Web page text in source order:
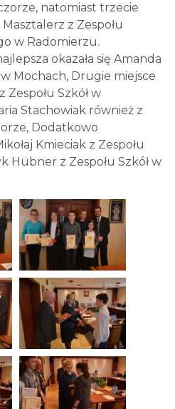
natomiast trzecie
z Zespołu
w Radomierzu.
okazała się Amanda
Mochach, Drugie miejsce
Zespołu Szkół w
Stachowiak również z
Dodatkowo
Kmieciak ­z Zespołu
Hübner z Zespołu Szkół w